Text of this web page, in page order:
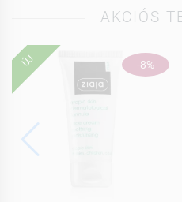
AKCIÓS
-8%
ÚJ